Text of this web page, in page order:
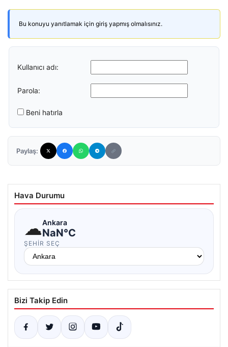
Bu konuyu yanıtlamak için giriş yapmış olmalısınız.
Kullanıcı adı:
Parola:
Beni hatırla
Paylaş:
Hava Durumu
☁Ankara
NaN°C
ŞEHIR SEÇ
Bizi Takip Edin